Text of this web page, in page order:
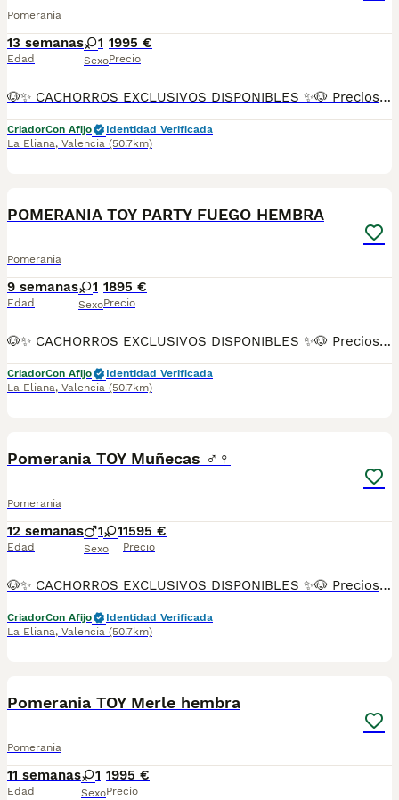
Pomerania
13 semanas
Edad
1
Sexo
1995 €
Precio
🐶✨ CACHORROS EXCLUSIVOS DISPONIBLES ✨🐶 Preciosos cachorros criados en ambiente familiar, rodeados de amor y cuidados desde el primer día ❤️ Totalmente socializados, cariñosos y acostumbrados al contacto con personas. 📦 Se entregan con todas las garantías: ✔️ Cartilla sanitaria ✔️ Vacunación al día 💉 ✔️ Desparasitación completa ✅ ✔️ Garantía vírica 😷 ✔️ Garantía congénita 👌 ✔️ Contrato de entrega ✍️ 📸 Síguenos en Instagram: @fincapaunais para ver fotos y vídeos reales ⚠️ Disponibilidad limitada ⚠️ Se reservan rápido. 📲 Contacto directo por WhatsApp: 671 454 202 Solo personas responsables
CriadorCon Afijo
Identidad Verificada
La Eliana, Valencia (50.7km)
POMERANIA TOY PARTY FUEGO HEMBRA
Pomerania
9 semanas
Edad
1
Sexo
1895 €
Precio
🐶✨ CACHORROS EXCLUSIVOS DISPONIBLES ✨🐶 Preciosos cachorros criados en ambiente familiar, rodeados de amor y cuidados desde el primer día ❤️ Totalmente socializados, cariñosos y acostumbrados al contacto con personas. 📦 Se entregan con todas las garantías: ✔️ Cartilla sanitaria ✔️ Vacunación al día 💉 ✔️ Desparasitación completa ✅ ✔️ Garantía vírica 😷 ✔️ Garantía congénita 👌 ✔️ Contrato de entrega ✍️ 📸 Síguenos en Instagram: @fincapaunais para ver fotos y vídeos reales ⚠️ Disponibilidad limitada ⚠️ Se reservan rápido. 📲 Contacto directo por WhatsApp: 671 454 202 Solo personas responsables
CriadorCon Afijo
Identidad Verificada
La Eliana, Valencia (50.7km)
Pomerania TOY Muñecas ♂️♀️
Pomerania
12 semanas
Edad
1 1
Sexo
1595 €
Precio
🐶✨ CACHORROS EXCLUSIVOS DISPONIBLES ✨🐶 Preciosos cachorros criados en ambiente familiar, rodeados de amor y cuidados desde el primer día ❤️ Totalmente socializados, cariñosos y acostumbrados al contacto con personas. 📦 Se entregan con todas las garantías: ✔️ Cartilla sanitaria ✔️ Vacunación al día 💉 ✔️ Desparasitación completa ✅ ✔️ Garantía vírica 😷 ✔️ Garantía congénita 👌 ✔️ Contrato de entrega ✍️ 📸 Síguenos en Instagram: @fincapaunais para ver fotos y vídeos reales ⚠️ Disponibilidad limitada ⚠️ Se reservan rápido. 📲 Contacto directo por WhatsApp: 671 454 202 Solo personas responsables
CriadorCon Afijo
Identidad Verificada
La Eliana, Valencia (50.7km)
Pomerania TOY Merle hembra
Pomerania
11 semanas
Edad
1
Sexo
1995 €
Precio